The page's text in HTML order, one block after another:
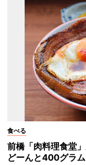
食べる
前橋「肉料理食堂
どーんと400グラム